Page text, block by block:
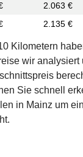
2.063 €
2.135 €
Kilometern
wir analysiert
Sie schnell
in Mainz um